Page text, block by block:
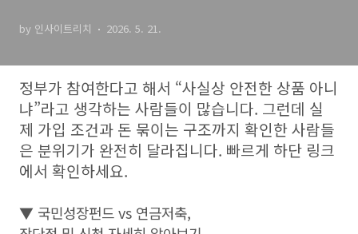
by 인사이트리치 2026. 5. 21.
정부가 참여한다고 해서 “사실상 안전한 상품 아니
냐”라고 생각하는 사람들이 많습니다. 그런데 실
제 가입 조건과 돈 묶이는 구조까지 확인한 사람들
은 분위기가 완전히 달라집니다. 빠르게 하단 링크
에서 확인하세요.
▼ 국민성장펀드 vs 연금저축,